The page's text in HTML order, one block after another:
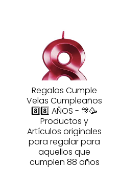
Regalos Cumple
Velas Cumpleaños
8️⃣8️⃣ AÑOS - 🎊🥳
Productos y
Artículos originales
para regalar para
aquellos que
cumplen 88 años